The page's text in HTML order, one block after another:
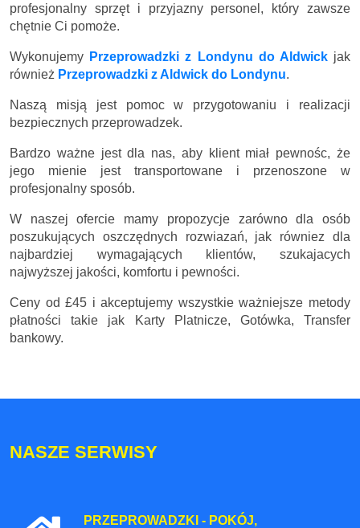
profesjonalny sprzęt i przyjazny personel, który zawsze
chętnie Ci pomoże.
Wykonujemy Przeprowadzki z Londynu do Aldwickjak
również Przeprowadzki z Aldwick do Londynu.
Naszą misją jest pomoc w przygotowaniu i realizacji
bezpiecznych przeprowadzek.
Bardzo ważne jest dla nas, aby klient miał pewnośc, że
jego mienie jest transportowane i przenoszone w
profesjonalny sposób.
W naszej ofercie mamy propozycje zarówno dla osób
poszukujących oszczędnych rozwiazań, jak równiez dla
najbardziej wymagających klientów, szukajacych
najwyższej jakości, komfortu i pewności.
Ceny od £45 i akceptujemy wszystkie ważniejsze metody
płatności takie jak Karty Platnicze, Gotówka, Transfer
bankowy.
NASZE SERWISY
PRZEPROWADZKI - POKÓJ,